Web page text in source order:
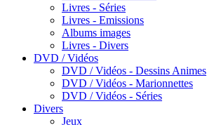
Livres - Séries
Livres - Emissions
Albums images
Livres - Divers
DVD / Vidéos
DVD / Vidéos - Dessins Animes
DVD / Vidéos - Marionnettes
DVD / Vidéos - Séries
Divers
Jeux